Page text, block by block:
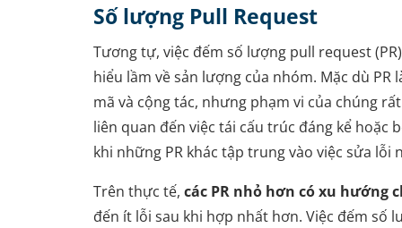
Số lượng Pull Request
Tương tự, việc đếm số lượng pull request
hiểu lầm về sản lượng của nhóm. Mặc dù PR
mã và cộng tác, nhưng phạm vi của chúng
liên quan đến việc tái cấu trúc đáng kể hoặc
khi những PR khác tập trung vào việc sửa lỗi
Trên thực tế, các PR nhỏ hơn có xu hướng
đến ít lỗi sau khi hợp nhất hơn. Việc đếm số